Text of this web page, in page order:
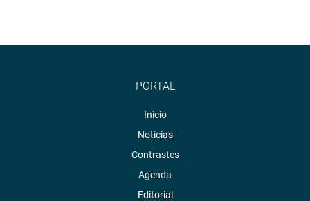
PORTAL
Inicio
Noticias
Contrastes
Agenda
Editorial